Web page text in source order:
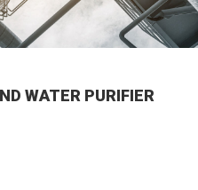
WATER PURIFIER